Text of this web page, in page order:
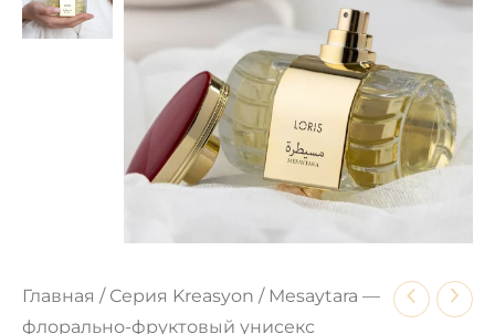
Главная / Серия Kreasyon / Mesaytara —
флорально-фруктовый унисекс
парфюм
100 мл